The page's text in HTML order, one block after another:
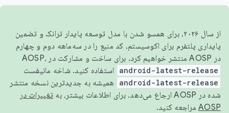
از سال ۲۰۲۶، برای همسو شدن با مدل توسعه پایدار ترانک و تضمین
پایداری پلتفرم برای اکوسیستم، کد منبع را در سه‌ماهه دوم و چهارم
در AOSP منتشر خواهیم کرد. برای ساخت و مشارکت در AOSP،
android-latest-release استفاده کنید. شاخه مانیفست
android-latest-release
همیشه به جدیدترین نسخه منتشر
شده در AOSP ارجاع می‌دهد. برای اطلاعات بیشتر، به
تغییرات در
AOSP مراجعه کنید.